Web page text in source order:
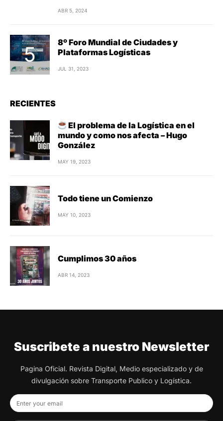
ABR 5, 2024
8º Foro Mundial de Ciudades y
Plataformas Logísticas
JUL 31, 2023
RECIENTES
El problema de la Logística en el
mundo y como nos afecta – Hugo
González
MAY 19, 2023
Todo tiene un Comienzo
MAY 10, 2023
Cumplimos 30 años
ABR 14, 2023
Suscribete a nuestro Newsletter
Pagina Oficial. Revista Digital, Medio especializado y de
divulgación sobre Transporte Publico y Logística.